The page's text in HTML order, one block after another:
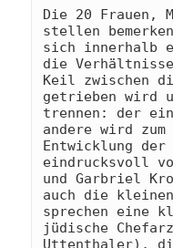
Die 20 Frauen,
stellen
sich innerhalb
die
Keil zwischen
getrieben wird
trennen: der
andere wird
Entwicklung der
eindrucksvoll
und Garbriel
auch die kleinen
sprechen eine
jüdische
Uttenthaler),